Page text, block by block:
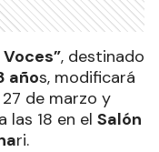
, destinado
años, modificará
de marzo y
las 18 en el Salón
ri.